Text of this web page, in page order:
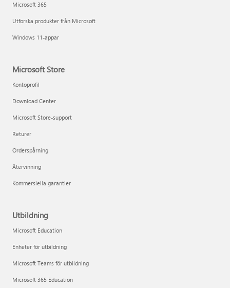
Microsoft 365
Utforska produkter från Microsoft
Windows 11-appar
Microsoft Store
Kontoprofil
Download Center
Microsoft Store-support
Returer
Orderspårning
Återvinning
Kommersiella garantier
Utbildning
Microsoft Education
Enheter för utbildning
Microsoft Teams för utbildning
Microsoft 365 Education